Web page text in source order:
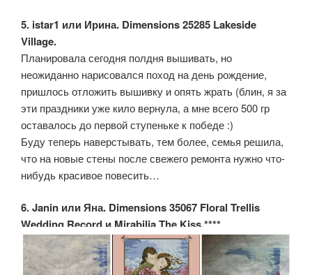
5. istar1 или Ирина. Dimensions 25285 Lakeside
Village.
Планировала сегодня полдня вышивать, но
неожиданно нарисовался поход на день рождение,
пришлось отложить вышивку и опять жрать (блин, я за
эти праздники уже кило вернула, а мне всего 500 гр
оставалось до первой ступеньке к победе :)
Буду теперь наверстывать, тем более, семья решила,
что на новые стены после свежего ремонта нужно что-
нибудь красивое повесить…
6. Janin или Яна. Dimensions 35067 Floral Trellis
Wedding Record и Mirabilia The Kiss.****